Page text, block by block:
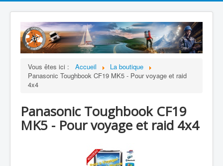
Vous êtes ici : Accueil
La boutique
Panasonic Toughbook CF19 MK5 - Pour voyage et raid
4x4
Panasonic Toughbook CF19
MK5 - Pour voyage et raid 4x4